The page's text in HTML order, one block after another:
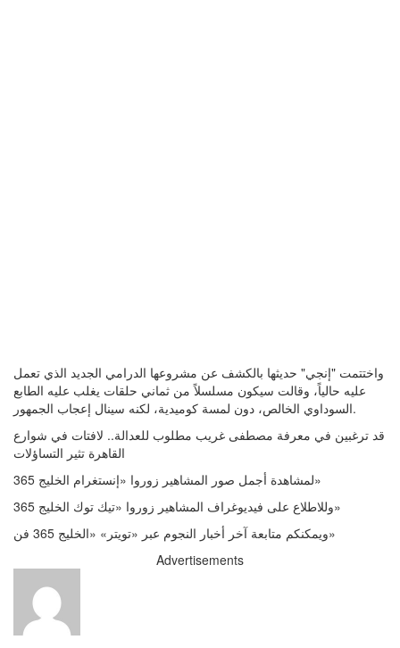
واختتمت "إنجي" حديثها بالكشف عن مشروعها الدرامي الجديد الذي تعمل
عليه حالياً، وقالت سيكون مسلسلاً من ثماني حلقات يغلب عليه الطابع
السوداوي الخالص، دون لمسة كوميدية، لكنه سينال إعجاب الجمهور.
قد ترغبين في معرفة مصطفى غريب مطلوب للعدالة.. لافتات في شوارع
القاهرة تثير التساؤلات
لمشاهدة أجمل صور المشاهير زوروا «إنستغرام الخليج 365»
وللاطلاع على فيديوغراف المشاهير زوروا «تيك توك الخليج 365»
ويمكنكم متابعة آخر أخبار النجوم عبر «تويتر» «الخليج 365 فن»
Advertisements